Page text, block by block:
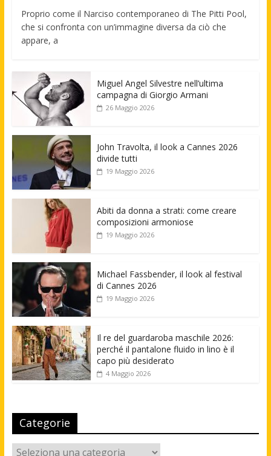
Proprio come il Narciso contemporaneo di The Pitti Pool,
che si confronta con un’immagine diversa da ciò che
appare, a
Miguel Angel Silvestre nell’ultima
campagna di Giorgio Armani
26 Maggio 2026
John Travolta, il look a Cannes 2026
divide tutti
19 Maggio 2026
Abiti da donna a strati: come creare
composizioni armoniose
19 Maggio 2026
Michael Fassbender, il look al festival
di Cannes 2026
19 Maggio 2026
Il re del guardaroba maschile 2026:
perché il pantalone fluido in lino è il
capo più desiderato
4 Maggio 2026
Categorie
Categorie